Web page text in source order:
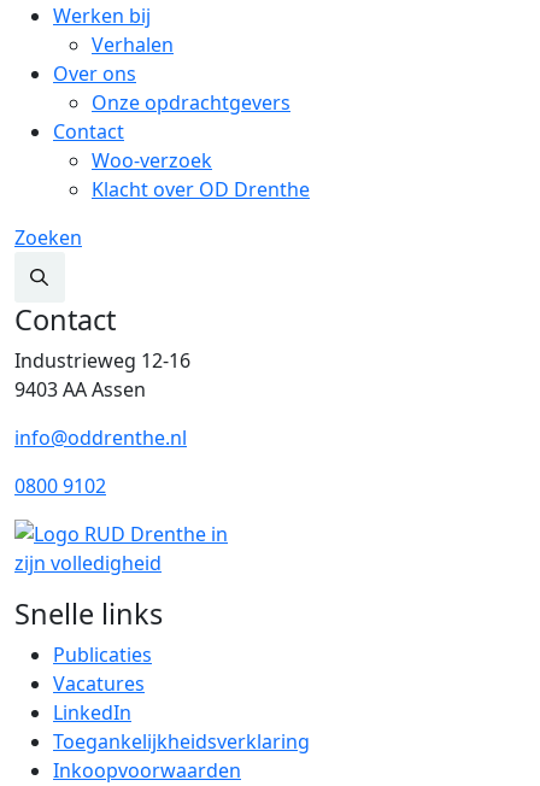
Werken bij
Verhalen
Over ons
Onze opdrachtgevers
Contact
Woo-verzoek
Klacht over OD Drenthe
Zoeken
Contact
Industrieweg 12-16
9403 AA Assen
info@oddrenthe.nl
0800 9102
Snelle links
Publicaties
Vacatures
LinkedIn
Toegankelijkheidsverklaring
Inkoopvoorwaarden